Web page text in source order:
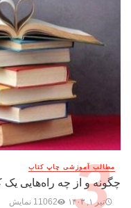
مطالب آموزشی چاپ کتاب
چگونه و از چه راه‌هایی
تیر ۱, ۱۴۰۳ 11062 نمایش